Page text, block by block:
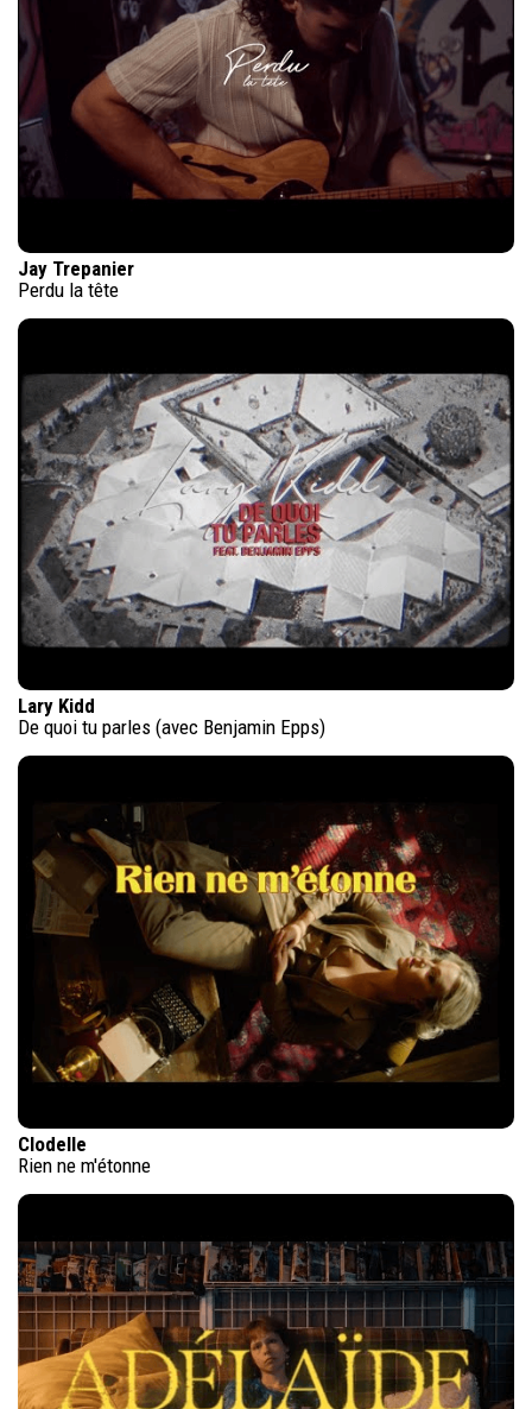
Jay Trepanier
Perdu la tête
Lary Kidd
De quoi tu parles (avec Benjamin Epps)
Clodelle
Rien ne m'étonne